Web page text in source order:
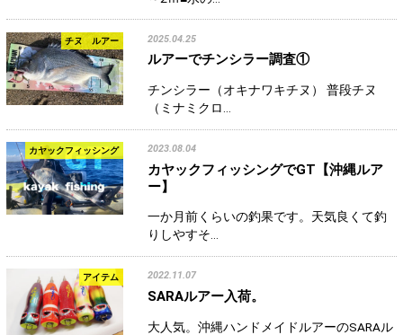
チヌ ルアー 2025.04.25
ルアーでチンシラー調査①
チンシラー（オキナワキチヌ） 普段チヌ
（ミナミクロ…
カヤックフィッシング 2023.08.04
カヤックフィッシングでGT【沖縄ルア
ー】
一か月前くらいの釣果です。天気良くて釣
りしやすそ…
アイテム 2022.11.07
SARAルアー入荷。
大人気。沖縄ハンドメイドルアーのSARAル